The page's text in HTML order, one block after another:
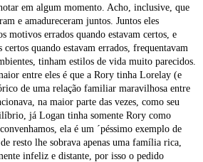
em algum momento. Acho, inclusive, que
e amadureceram juntos. Juntos eles
motivos errados quando estavam certos, e
certos quando estavam errados, frequentavam
tinham estilos de vida muito parecidos.
entre eles é que a Rory tinha Lorelay (e
de uma relação familiar maravilhosa entre
na maior parte das vezes, como seu
já Logan tinha somente Rory como
ela é um ´péssimo exemplo de
resto lhe sobrava apenas uma família rica,
infeliz e distante, por isso o pedido